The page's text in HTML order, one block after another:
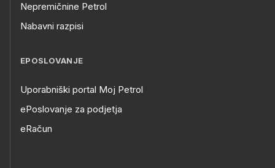
Nepremičnine Petrol
Nabavni razpisi
EPOSLOVANJE
Uporabniški portal Moj Petrol
ePoslovanje za podjetja
eRačun